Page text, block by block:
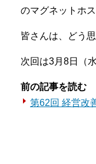
のマグネットホ
皆さんは、どう
次回は3月8日（
前の記事を読む
第62回 経営改